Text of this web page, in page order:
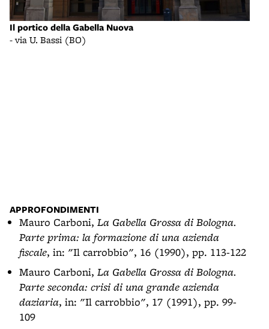
Il portico della Gabella Nuova
- via U. Bassi (BO)
APPROFONDIMENTI
Mauro Carboni, La Gabella Grossa di Bologna.
Parte prima: la formazione di una azienda
fiscale, in: "Il carrobbio", 16 (1990), pp. 113-122
Mauro Carboni, La Gabella Grossa di Bologna.
Parte seconda: crisi di una grande azienda
daziaria, in: "Il carrobbio", 17 (1991), pp. 99-
109